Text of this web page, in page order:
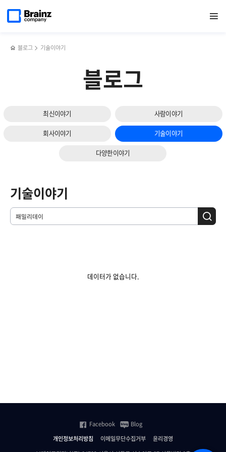
열기
페이지로
블로그 기술이야기
블로그
최신이야기 사람이야기
회사이야기 기술이야기
다양한이야기
기술이야기
데이터가 없습니다.
개인정보처리방침 이메일무단수집거부
윤리경영
Facebook Blog